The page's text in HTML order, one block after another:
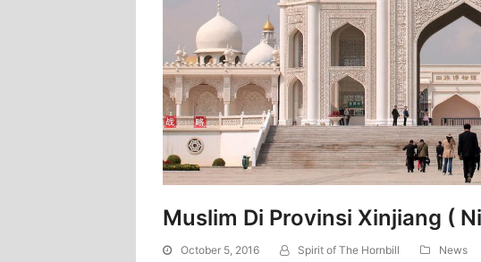
Muslim Di Provinsi Xinjiang (
October 5, 2016 Spirit of The Hornbill News